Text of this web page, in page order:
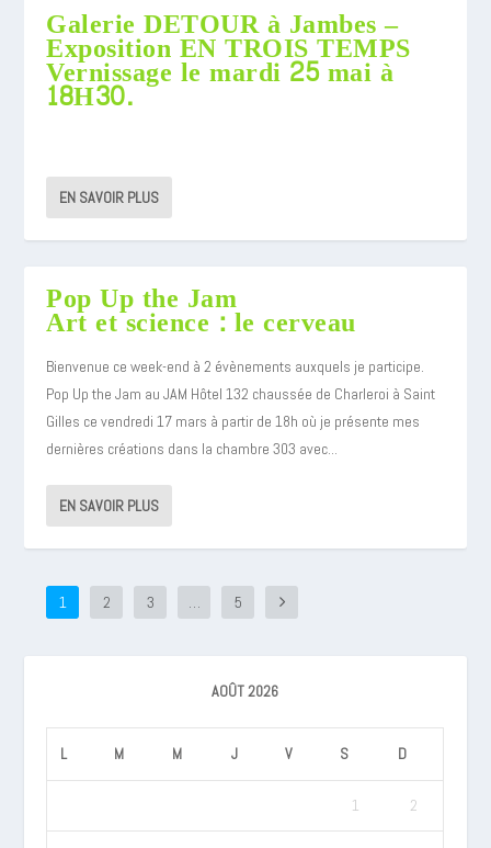
Galerie DETOUR à Jambes –
Exposition EN TROIS TEMPS
Vernissage le mardi 25 mai à
18H30.
EN SAVOIR PLUS
Pop Up the Jam
Art et science : le cerveau
Bienvenue ce week-end à 2 évènements auxquels je participe.
Pop Up the Jam au JAM Hôtel 132 chaussée de Charleroi à Saint
Gilles ce vendredi 17 mars à partir de 18h où je présente mes
dernières créations dans la chambre 303 avec...
EN SAVOIR PLUS
1 2 3 … 5
AOÛT 2026
L M M J V S D
1 2